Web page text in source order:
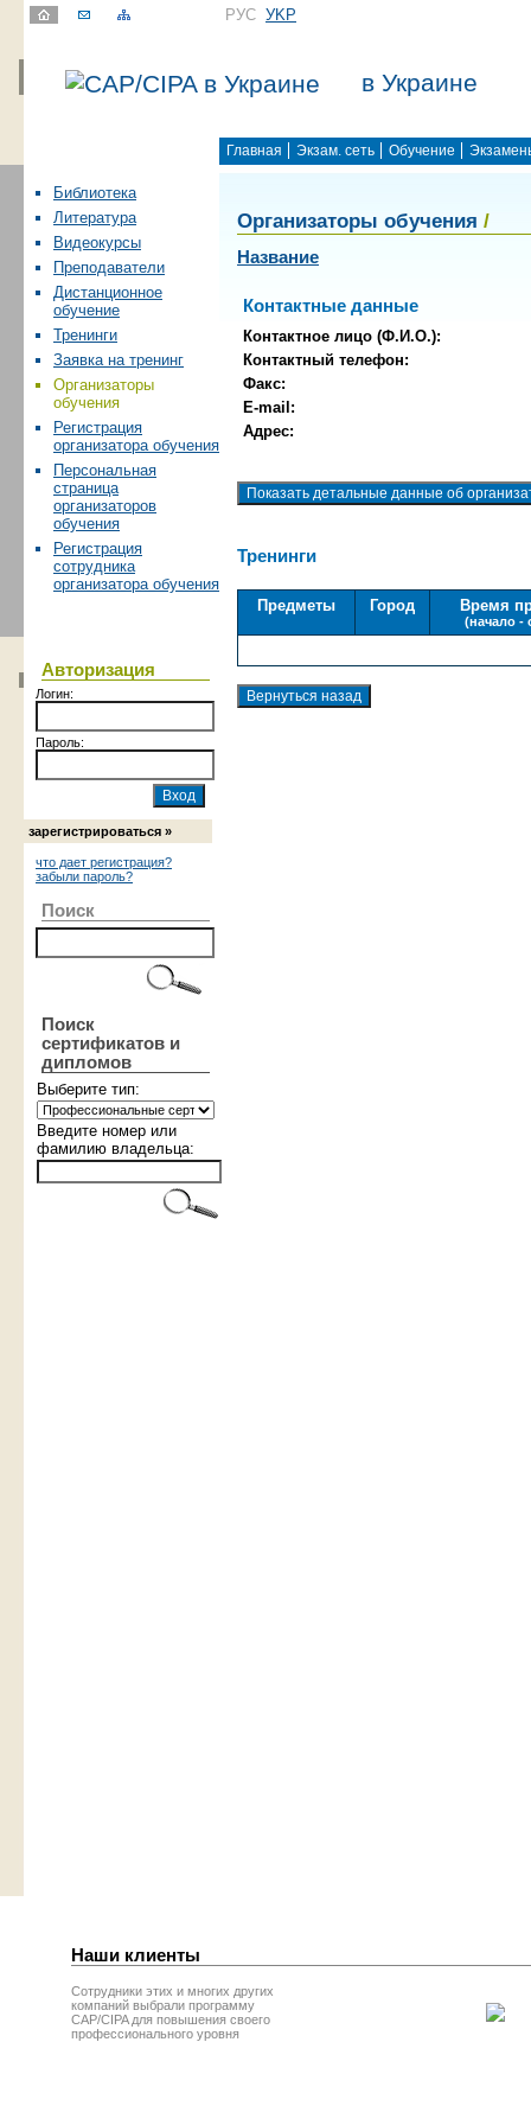
РУС УKР
в Украине
Главная Экзам. сеть Обучение
Библиотека
Литература
Видеокурсы
Преподаватели
Дистанционное
обучение
Тренинги
Заявка на тренинг
Организаторы
обучения
Регистрация
организатора обучения
Персональная
страница
организаторов
обучения
Регистрация
сотрудника
организатора обучения
Авторизация
Логин:
Пароль:
зарегистрироваться »
что дает регистрация?
забыли пароль?
Поиск
Поиск
сертификатов и
дипломов
Выберите тип:
Введите номер или
фамилию владельца:
Организаторы обучения /
Название
Контактные данные
Контактное лицо (Ф.И.О.):
Контактный телефон:
Факс:
E-mail:
Адрес:
Тренинги
Предметы Город Время
(начало -
Наши клиенты
Сотрудники этих и многих других
компаний выбрали программу
CAP/CIPA для повышения своего
профессионального уровня